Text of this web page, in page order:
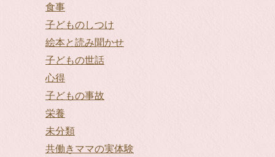
食事
子どものしつけ
絵本と読み聞かせ
子どもの世話
心得
子どもの事故
栄養
未分類
共働きママの実体験